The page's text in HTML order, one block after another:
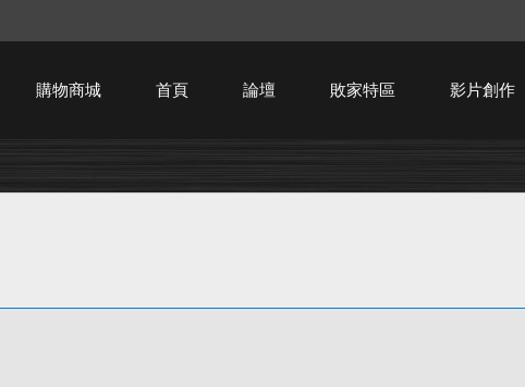
購物商城 首頁 論壇 敗家特區 影片創作